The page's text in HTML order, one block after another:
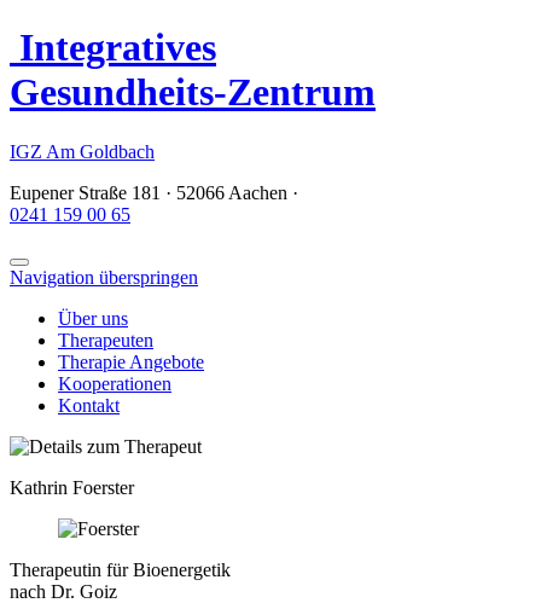
Integratives
Gesundheits-Zentrum
IGZ Am Goldbach
Eupener Straße 181 · 52066 Aachen ·
0241 159 00 65
Navigation überspringen
Über uns
Therapeuten
Therapie Angebote
Kooperationen
Kontakt
Kathrin Foerster
Therapeutin für Bioenergetik
nach Dr. Goiz